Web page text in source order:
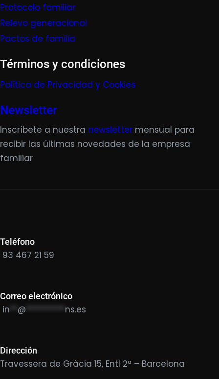
Protocolo familiar
Relevo generacional
Pactos de familia
Términos y condiciones
Política de Privacidad y Cookies
Newsletter
Inscríbete a nuestra newsletter mensual para
recibir las últimas novedades de la empresa
familiar
Teléfono
93 467 21 59
Correo electrónico
in @ ********** ns.es
Dirección
Travessera de Gràcia 15, Entl 2ª – Barcelona